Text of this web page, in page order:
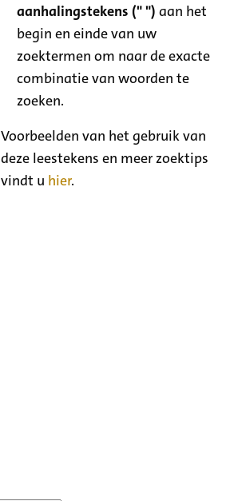
aanhalingstekens (" ") aan het
begin en einde van uw
zoektermen om naar de exacte
combinatie van woorden te
zoeken.
Voorbeelden van het gebruik van
deze leestekens en meer zoektips
vindt u hier.